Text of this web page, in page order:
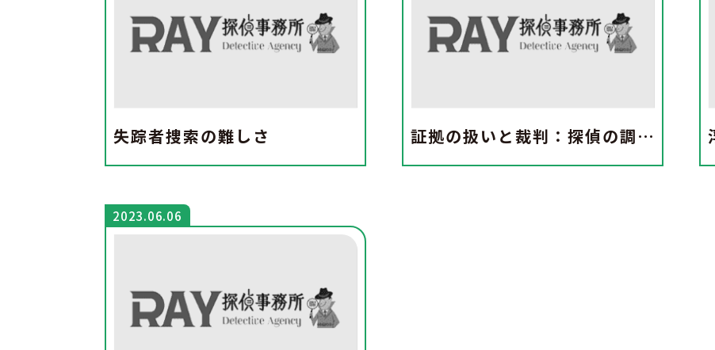
失踪者捜索の難しさ 証拠の扱いと裁判：探偵の調査結果が法廷でどのように活用されるか
2023.06.06